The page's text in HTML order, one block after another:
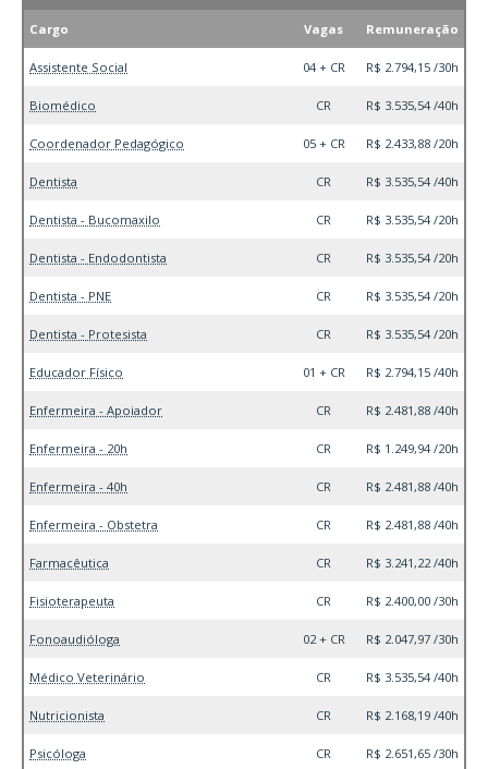
Cargo Vagas Remuneração
Assistente Social 04 + CR R$ 2.794,15 /30h
Biomédico CR R$ 3.535,54 /40h
Coordenador Pedagógico 05 + CR R$ 2.433,88 /20h
Dentista CR R$ 3.535,54 /40h
Dentista - Bucomaxilo CR R$ 3.535,54 /20h
Dentista - Endodontista CR R$ 3.535,54 /20h
Dentista - PNE CR R$ 3.535,54 /20h
Dentista - Protesista CR R$ 3.535,54 /20h
Educador Físico 01 + CR R$ 2.794,15 /40h
Enfermeira - Apoiador CR R$ 2.481,88 /40h
Enfermeira - 20h CR R$ 1.249,94 /20h
Enfermeira - 40h CR R$ 2.481,88 /40h
Enfermeira - Obstetra CR R$ 2.481,88 /40h
Farmacêutica CR R$ 3.241,22 /40h
Fisioterapeuta CR R$ 2.400,00 /30h
Fonoaudióloga 02 + CR R$ 2.047,97 /30h
Médico Veterinário CR R$ 3.535,54 /40h
Nutricionista CR R$ 2.168,19 /40h
Psicóloga CR R$ 2.651,65 /30h